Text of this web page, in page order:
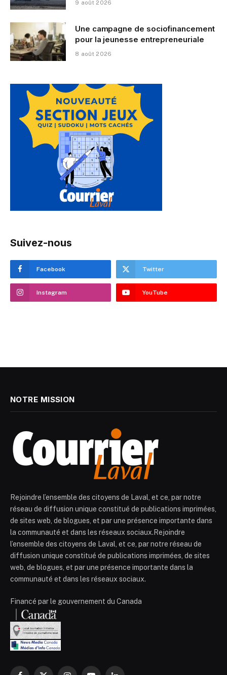
9 août 2026
Une campagne de sociofinancement
pour la jeunesse entrepreneuriale
8 août 2026
Suivez-nous
Facebook Twitter
Instagram YouTube
NOTRE MISSION
Rejoindre l’ensemble des citoyens de Laval, et ce, par notre
réseau de diffusion unique constitué de publications imprimées,
de sites web, de blogues, et par une présence importante dans
la communauté et dans les réseaux sociaux.Rejoindre
l’ensemble des citoyens de Laval, et ce, par notre réseau de
diffusion unique constitué de publications imprimées, de sites
web, de blogues, et par une présence importante dans la
communauté et dans les réseaux sociaux.
Financé par le gouvernement du Canada